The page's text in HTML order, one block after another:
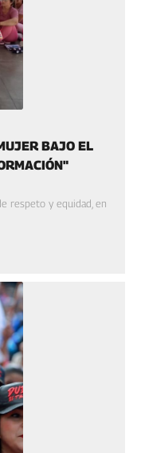
BAJO EL
respeto y equidad, en